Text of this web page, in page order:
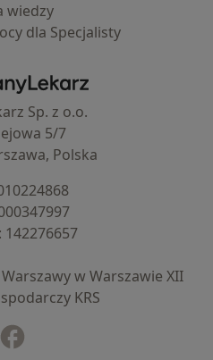
wiedzy
dla Specjalisty
ZnanyLekarz - Strona główna
Sp. z o.o.
5/7
Polska
⁠142276657
w Warszawie XII
KRS